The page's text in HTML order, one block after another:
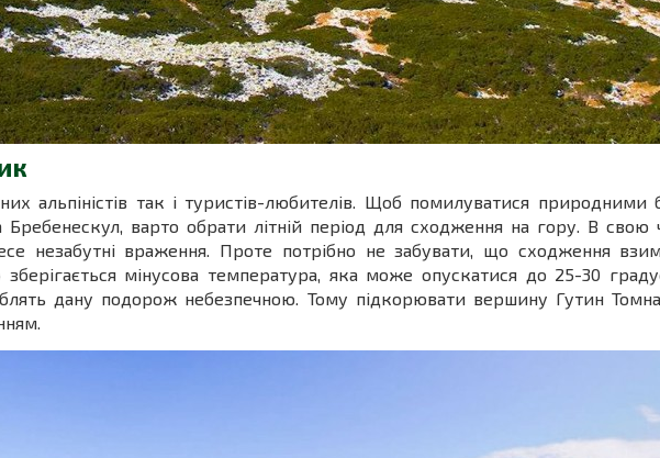
альпіністів так і туристів-любителів. Щоб помилуватися природними
Бребенескул, варто обрати літній період для сходження на гору. В
незабутні враження. Проте потрібно не забувати, що сходження
мінусова температура, яка може опускатися до 25-30
дану подорож небезпечною. Тому підкорювати вершину Гутин